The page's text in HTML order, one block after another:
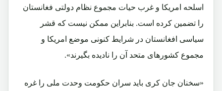
اسلحه امریکا و غرب حیات مجموع نظام دولتی فغانستان
را تضمین کرده است. بنابراین ممکن نیست که قشر
سیاسی افغانستان در شرایط کنونی موضع امریکا و
مجموع کشورهای متحد آن را نادیده بگیرند».
«سخنان جان کری باید سران حکومت وحدت ملی را غره